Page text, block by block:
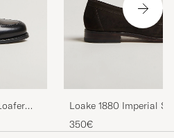
Loake 1880 Imperial
Loafers Dark Brown
350€